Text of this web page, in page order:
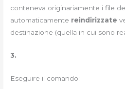
conteneva originariamente i file
automaticamente reindirizzate
destinazione (quella in cui sono
3.
Eseguire il comando: